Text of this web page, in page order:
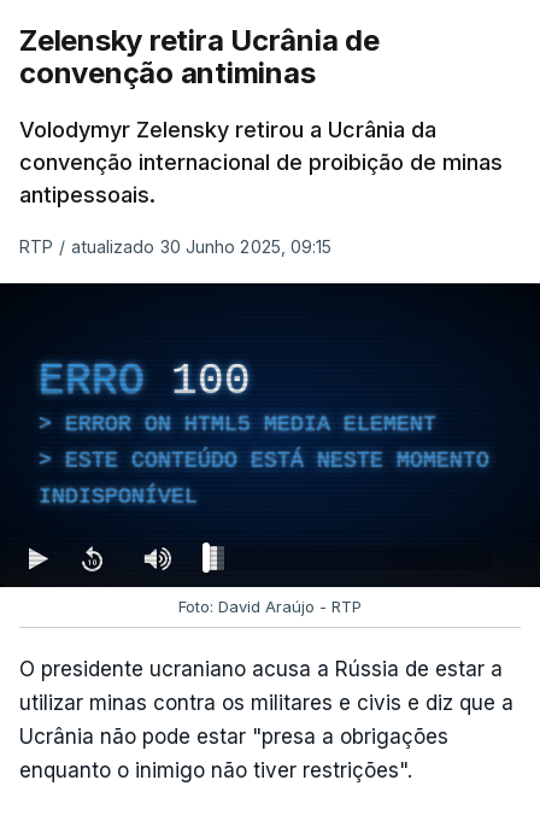
Zelensky retira Ucrânia de
convenção antiminas
Volodymyr Zelensky retirou a Ucrânia da
convenção internacional de proibição de minas
antipessoais.
RTP / atualizado 30 Junho 2025, 09:15
ERRO 100
ERROR ON HTML5 MEDIA ELEMENT
ESTE CONTEÚDO ESTÁ NESTE MOMENTO
INDISPONÍVEL
Foto: David Araújo - RTP
O presidente ucraniano acusa a Rússia de estar a
utilizar minas contra os militares e civis e diz que a
Ucrânia não pode estar "presa a obrigações
enquanto o inimigo não tiver restrições".